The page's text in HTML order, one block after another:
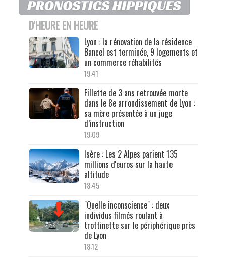
D'HEURE EN HEURE
Lyon : la rénovation de la résidence
Bancel est terminée, 9 logements et
un commerce réhabilités
19:41
Fillette de 3 ans retrouvée morte
dans le 8e arrondissement de Lyon :
sa mère présentée à un juge
d’instruction
19:09
Isère : Les 2 Alpes parient 135
millions d'euros sur la haute
altitude
18:45
"Quelle inconscience" : deux
individus filmés roulant à
trottinette sur le périphérique près
de Lyon
18:12